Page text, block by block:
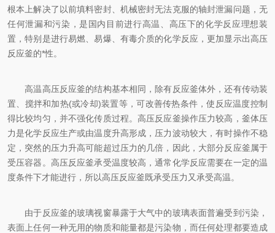
根本上解决了以前填料密封、机械密封无法克服的轴封泄漏问题，无
任何泄漏和污染，是国内目前进行高温、高压下的化学反应理想装
置，特别是进行易燃、易爆、有毒介质的化学反应，更加显示出高压
反应釜的*性。
高温高压反应釜的结构基本相同，除有反应釜体外，还有传动装
置、搅拌和加热(或冷却)装置等，可改善传热条件，使反应温度控制
得比较均匀，并不强化传质过程。高压反应釜操作压力较高，釜体压
力是化学反应生产或由温度升高形成，压力波动较大，有时操作不稳
定，突然的压力升高可能超过压力的几倍，因此，大部分反应釜属于
受压容器。高压反应釜承受温度较高，通常化学反应需要在一定的温
度条件下才能进行，所以高压反应釜既承受压力又承受高温。
由于反应釜的玻璃视窗暴露于大气中的玻璃表面普遍受到污染，
表面上任何一种无用的物质和能量都是污染物，而任何处理都要造成